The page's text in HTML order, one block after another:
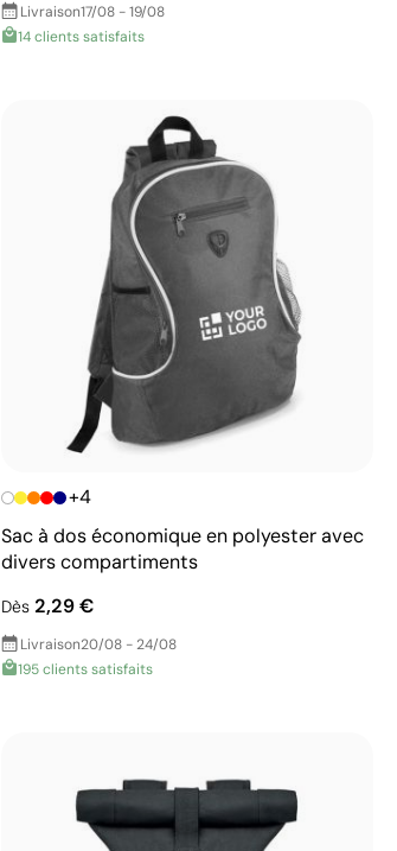
Livraison17/08 - 19/08
14 clients satisfaits
+4
Sac à dos économique en polyester avec
divers compartiments
Dès 2,29 €
Livraison20/08 - 24/08
195 clients satisfaits